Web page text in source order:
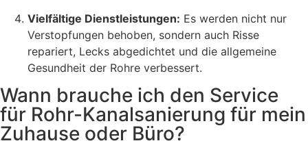
Vielfältige Dienstleistungen: Es werden nicht nur
Verstopfungen behoben, sondern auch Risse
repariert, Lecks abgedichtet und die allgemeine
Gesundheit der Rohre verbessert.
Wann brauche ich den Service
für Rohr-Kanalsanierung für mein
Zuhause oder Büro?